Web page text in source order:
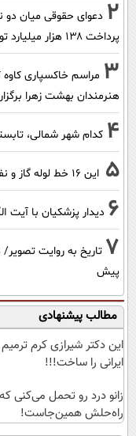
2 دعوای حقوقی میان دو
پرداخت ۱۳۸ هزار میلیارد تومان
3 مراسم خاکسپاری کاوه
هنرمندان بهشت زهرا
4 کدام شهر شمالی،
5 این 16 خط لوله گاز و نفت ارزش تنگه هرمز را به سمت صفر می برند
6 دیدار پزشکیان با آیت
7
پیش
مطالب پیشنهادی
این دکتر شیرازی کرم
ایرانی را ساخت!!!
زانو درد رو تحمل می‌کنی
راه‌حلش همین‌جاست!